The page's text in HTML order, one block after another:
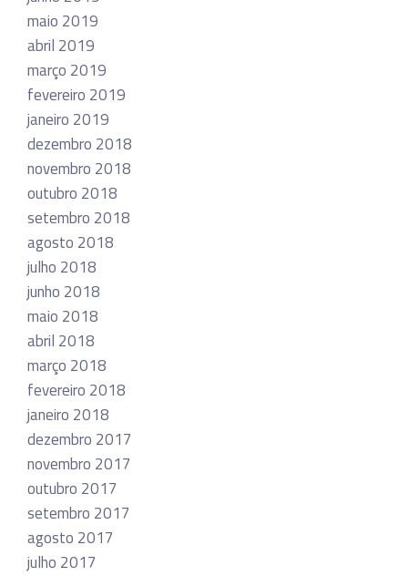
maio 2019
abril 2019
março 2019
fevereiro 2019
janeiro 2019
dezembro 2018
novembro 2018
outubro 2018
setembro 2018
agosto 2018
julho 2018
junho 2018
maio 2018
abril 2018
março 2018
fevereiro 2018
janeiro 2018
dezembro 2017
novembro 2017
outubro 2017
setembro 2017
agosto 2017
julho 2017